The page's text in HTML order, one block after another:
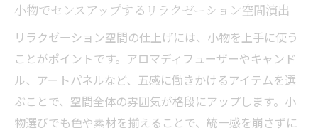
小物でセンスアップするリラクゼーション空間演出
リラクゼーション空間の仕上げには、小物を上手に使う
ことがポイントです。アロマディフューザーやキャンド
ル、アートパネルなど、五感に働きかけるアイテムを選
ぶことで、空間全体の雰囲気が格段にアップします。小
物選びでも色や素材を揃えることで、統一感を崩さずに